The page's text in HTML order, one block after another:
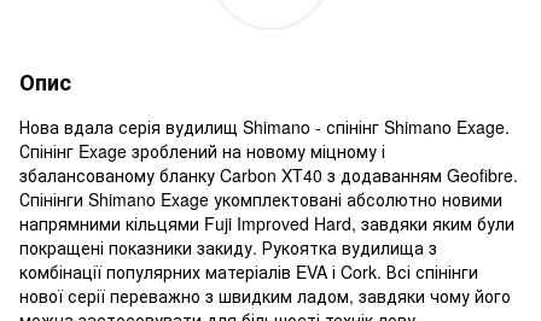
Опис
Нова вдала серія вудилищ Shimano - спінінг Shimano Exage.
Спінінг Exage зроблений на новому міцному і
збалансованому бланку Carbon XT40 з додаванням Geofibre.
Спінінги Shimano Exage укомплектовані абсолютно новими
напрямними кільцями Fuji Improved Hard, завдяки яким були
покращені показники закиду. Рукоятка вудилища з
комбінації популярних матеріалів EVA і Cork. Всі спінінги
нової серії переважно з швидким ладом, завдяки чому його